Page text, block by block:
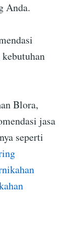
Anda.
Blora,
jasa
seperti